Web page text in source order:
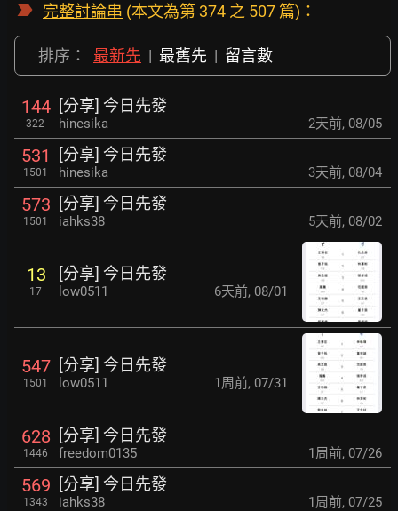
完整討論串 (本文為第 374 之 507 篇)：
排序： 最新先 | 最舊先 | 留言數
144
322
[分享] 今日先發
hinesika 2天前, 08/05
531
1501
[分享] 今日先發
hinesika 3天前, 08/04
573
1501
[分享] 今日先發
iahks38 5天前, 08/02
13
17
[分享] 今日先發
low0511 6天前, 08/01
547
1501
[分享] 今日先發
low0511 1周前, 07/31
628
1446
[分享] 今日先發
freedom0135 1周前, 07/26
569
1343
[分享] 今日先發
iahks38 1周前, 07/25